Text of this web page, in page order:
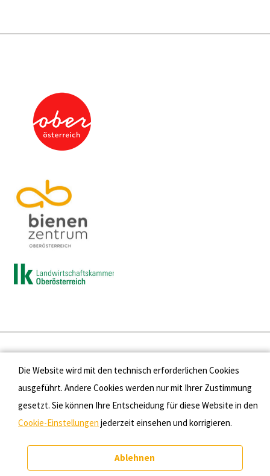
Presse
Kontakt
Datenschutz
Cookie-Einstellungen
Die Website wird mit den technisch erforderlichen Cookies
ausgeführt. Andere Cookies werden nur mit Ihrer Zustimmung
gesetzt. Sie können Ihre Entscheidung für diese Website in den
Cookie-Einstellungen jederzeit einsehen und korrigieren.
Ablehnen